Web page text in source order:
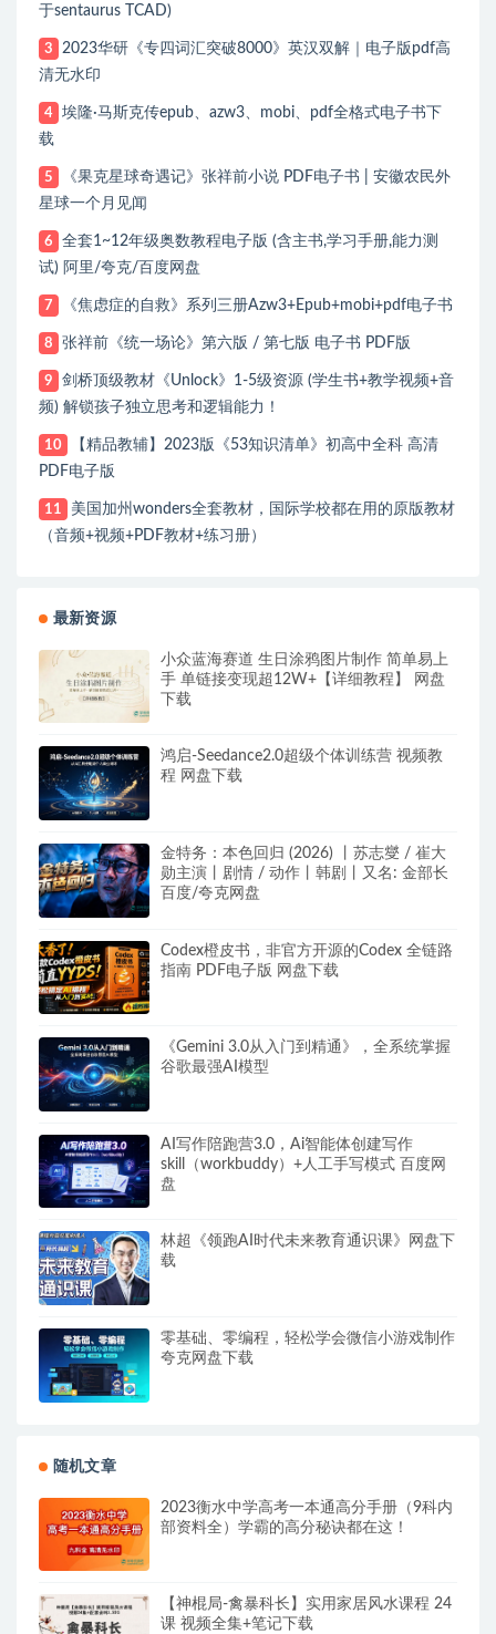
于sentaurus TCAD)
3
2023华研《专四词汇突破8000》英汉双解｜电子版pdf高
清无水印
4
埃隆·马斯克传epub、azw3、mobi、pdf全格式电子书下
载
5
《果克星球奇遇记》张祥前小说 PDF电子书 | 安徽农民外
星球一个月见闻
6
全套1~12年级奥数教程电子版 (含主书,学习手册,能力测
试) 阿里/夸克/百度网盘
7 《焦虑症的自救》系列三册Azw3+Epub+mobi+pdf电子书
8 张祥前《统一场论》第六版 / 第七版 电子书 PDF版
9
剑桥顶级教材《Unlock》1-5级资源 (学生书+教学视频+音
频) 解锁孩子独立思考和逻辑能力！
10
【精品教辅】2023版《53知识清单》初高中全科 高清
PDF电子版
11
美国加州wonders全套教材，国际学校都在用的原版教材
（音频+视频+PDF教材+练习册）
最新资源
小众蓝海赛道 生日涂鸦图片制作 简单易上
手 单链接变现超12W+【详细教程】 网盘
下载
鸿启-Seedance2.0超级个体训练营 视频教
程 网盘下载
金特务：本色回归 (2026) 丨苏志燮 / 崔大
勋主演丨剧情 / 动作丨韩剧丨又名: 金部长
百度/夸克网盘
Codex橙皮书，非官方开源的Codex 全链路
指南 PDF电子版 网盘下载
《Gemini 3.0从入门到精通》，全系统掌握
谷歌最强AI模型
AI写作陪跑营3.0，Ai智能体创建写作
skill（workbuddy）+人工手写模式 百度网
盘
林超《领跑AI时代未来教育通识课》网盘下
载
零基础、零编程，轻松学会微信小游戏制作
夸克网盘下载
随机文章
2023衡水中学高考一本通高分手册（9科内
部资料全）学霸的高分秘诀都在这！
【神棍局-禽暴科长】实用家居风水课程 24
课 视频全集+笔记下载